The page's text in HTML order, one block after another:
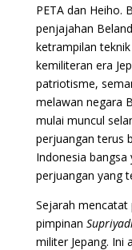
PETA dan Heiho.
penjajahan
ketrampilan
kemiliteran era
patriotisme,
melawan negara
mulai muncul
perjuangan terus
Indonesia
perjuangan yang
Sejarah mencatat
pimpinan
militer Jepang. Ini